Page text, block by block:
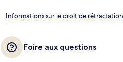
Informations sur le droit de rétractation
Foire aux questions